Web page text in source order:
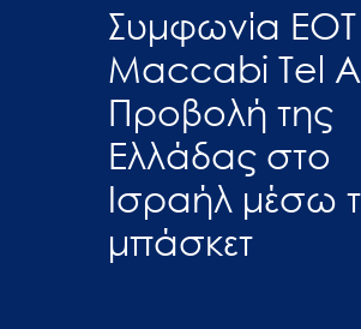
Συμφωνία ΕΟΤ
Maccabi Tel
Προβολή της
Ελλάδας στο
Ισραήλ μέσω
μπάσκετ